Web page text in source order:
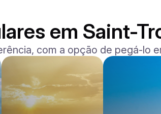
De 1500
em Saint-
com a opção de pegá-lo